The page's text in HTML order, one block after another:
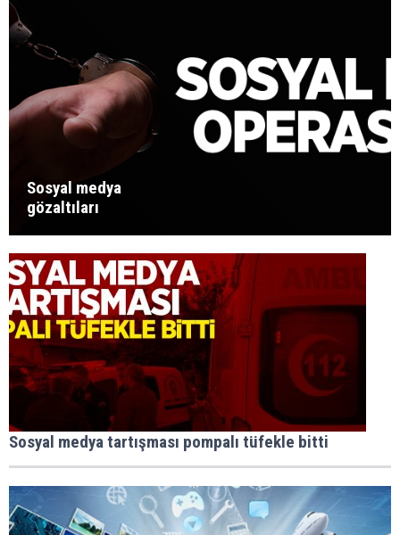
Sosyal medya
gözaltıları
Sosyal medya tartışması pompalı tüfekle bitti